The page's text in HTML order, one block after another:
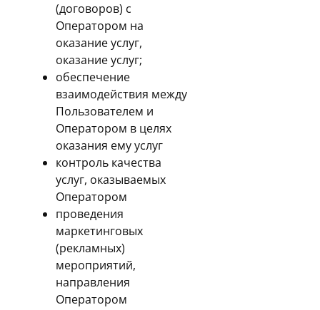
(договоров) с
Оператором на
оказание услуг,
оказание услуг;
обеспечение
взаимодействия между
Пользователем и
Оператором в целях
оказания ему услуг
контроль качества
услуг, оказываемых
Оператором
проведения
маркетинговых
(рекламных)
мероприятий,
направления
Оператором